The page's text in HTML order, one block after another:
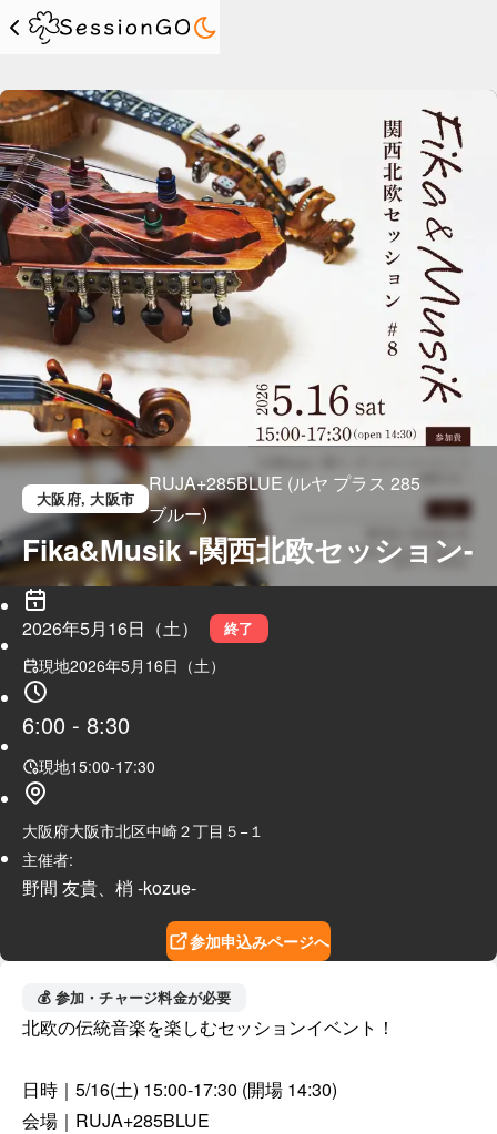
大阪府, 大阪市
RUJA+285BLUE (ルヤ プラス 285
ブルー)
Fika&Musik -関西北欧セッション-
2026年5月16日（土） 終了
現地2026年5月16日（土）
6:00 - 8:30
現地15:00-17:30
大阪府大阪市北区中崎２丁目５−１
主催者:
野間 友貴、梢 -kozue-
参加申込みページへ
💰 参加・チャージ料金が必要
北欧の伝統音楽を楽しむセッションイベント！
日時｜5/16(土) 15:00-17:30 (開場 14:30)
会場｜RUJA+285BLUE